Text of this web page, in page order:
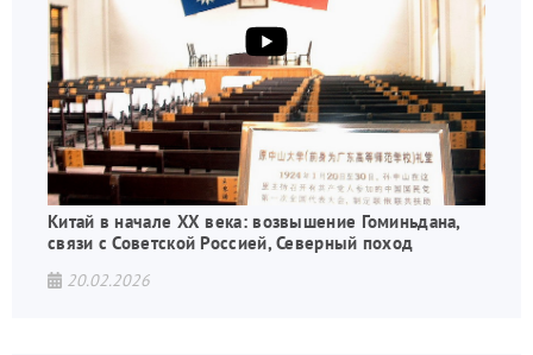
Китай в начале XX века: возвышение Гоминьдана,
связи с Советской Россией, Северный поход
20.02.2026